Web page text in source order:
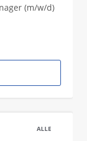
(m/w/d)
ALLE